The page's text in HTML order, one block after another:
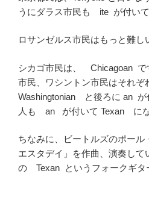
うにダラス市民も ite が付い
ロサンゼルス市民はもっと難し
シカゴ市民は、 Chicagoan で
市民、ワシントン市民はそれ
Washingtonian と後ろに an が
人も an が付いて Texan にな
ちなみに、ビートルズのポール
エスタデイ」を作曲、演奏して
の Texan というフォークギタ